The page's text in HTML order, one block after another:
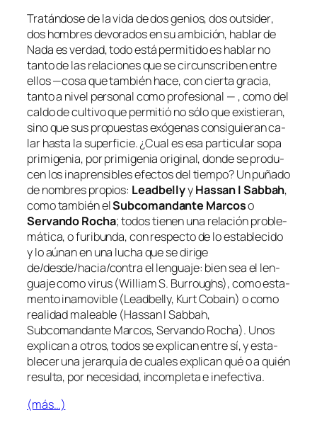
Tratándose de la vi­da de dos ge­nios, dosoutsi­der,
dos hom­bres de­vo­ra­dos en su am­bi­ción, ha­blar de
Nada es ver­dad, to­do es­tá per­mi­ti­does ha­blar no
tan­to de las re­la­cio­nes que se cir­cuns­cri­ben en­tre
ellos —co­sa que tam­bién ha­ce, con cier­ta gra­cia,
tan­to a ni­vel per­so­nal co­mo pro­fe­sio­nal — , co­mo del
cal­do de cul­ti­vo que per­mi­tió no só­lo que exis­tie­ran,
sino que sus pro­pues­tas exóge­nas con­si­guie­ran ca­
lar has­ta la su­per­fi­cie. ¿Cual es esa par­ti­cu­lar so­pa
pri­mi­ge­nia, por pri­mi­ge­nia ori­gi­nal, don­de se pro­du­
cen los in­apren­si­bles efec­tos del tiem­po? Un pu­ña­do
de nom­bres pro­pios: LeadbellyyHassan I Sabbah,
co­mo tam­bién elSubcomandante Marcoso
Servando Rocha; to­dos tie­nen una re­la­ción pro­ble­
má­ti­ca, o fu­ri­bun­da, con res­pec­to de lo es­ta­ble­ci­do
y lo aú­nan en una lu­cha que se di­ri­ge
de/desde/hacia/contra el len­gua­je: bien sea el len­
gua­je co­mo vi­rus (William S. Burroughs), co­mo es­ta­
men­to ina­mo­vi­ble (Leadbelly, Kurt Cobain) o co­mo
reali­dad ma­lea­ble (Hassan I Sabbah,
Subcomandante Marcos, Servando Rocha). Unos
ex­pli­can a otros, to­dos se ex­pli­can en­tre sí, y es­ta­
ble­cer una je­rar­quía de cua­les ex­pli­can qué o a quién
re­sul­ta, por ne­ce­si­dad, in­com­ple­ta e inefectiva.
(más…)